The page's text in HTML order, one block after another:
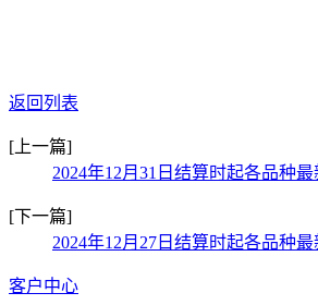
返回列表
[上一篇]
2024年12月31日结算时起各品种
[下一篇]
2024年12月27日结算时起各品种
客户中心